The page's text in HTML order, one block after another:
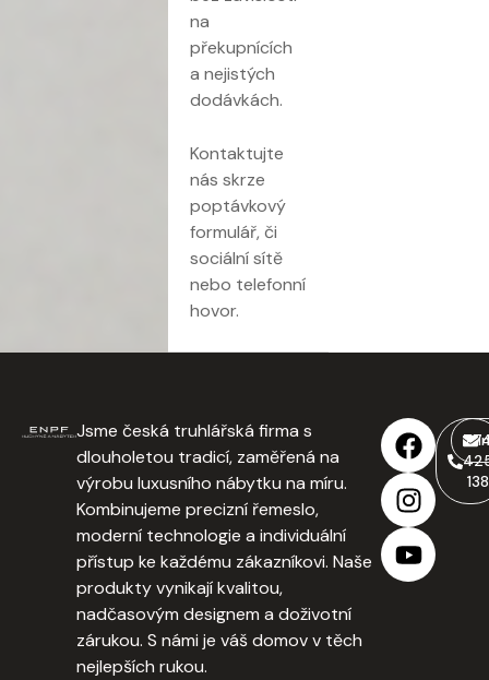
na
překupnících
a nejistých
dodávkách.
Kontaktujte
nás skrze
poptávkový
formulář, či
sociální sítě
nebo telefonní
hovor.
Jsme česká truhlářská firma s
dlouholetou tradicí, zaměřená na
výrobu luxusního nábytku na míru.
Kombinujeme precizní řemeslo,
moderní technologie a individuální
přístup ke každému zákazníkovi. Naše
produkty vynikají kvalitou,
nadčasovým designem a doživotní
zárukou. S námi je váš domov v těch
nejlepších rukou.
138